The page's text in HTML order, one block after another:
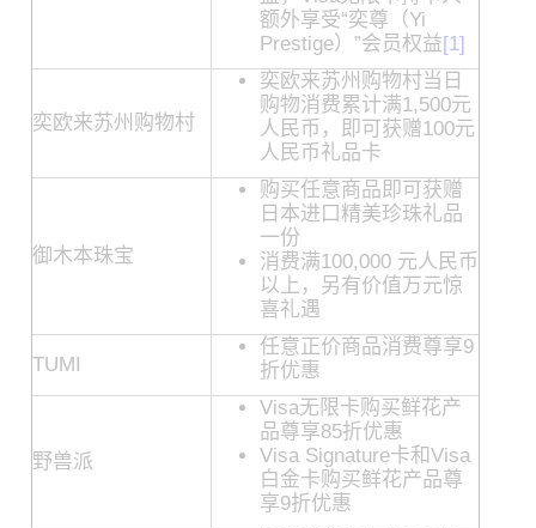
额外享受“奕尊（Yi
Prestige）”会员权益[1]
奕欧来苏州购物村
奕欧来苏州购物村当日
购物消费累计满1,500元
人民币，即可获赠100元
人民币礼品卡
御木本珠宝
购买任意商品即可获赠
日本进口精美珍珠礼品
一份
消费满100,000 元人民币
以上，另有价值万元惊
喜礼遇
TUMI
任意正价商品消费尊享9
折优惠
野兽派
Visa无限卡购买鲜花产
品尊享85折优惠
Visa Signature卡和Visa
白金卡购买鲜花产品尊
享9折优惠